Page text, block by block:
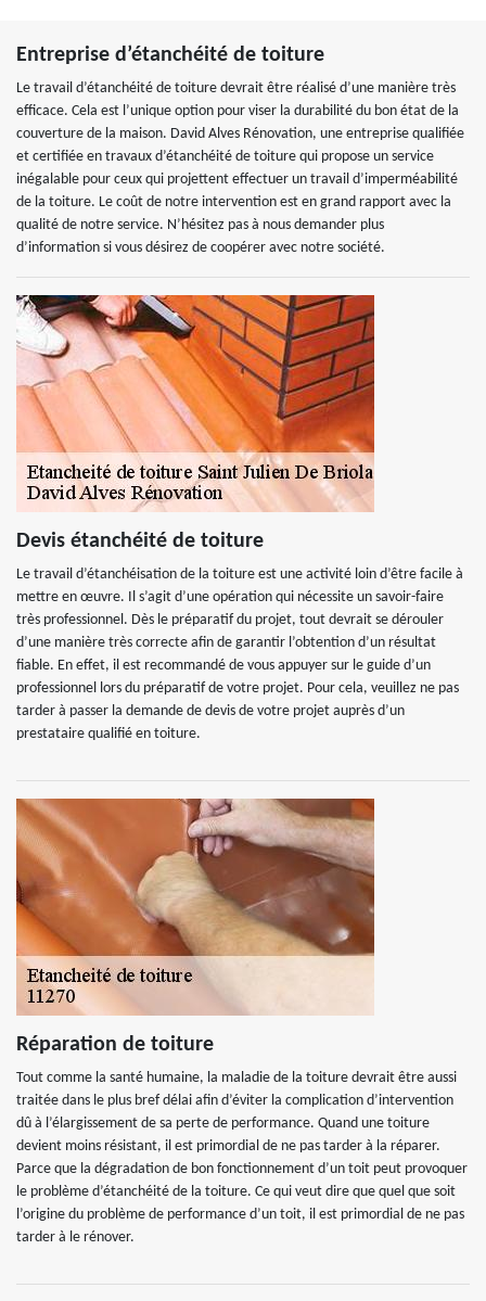
Entreprise d’étanchéité de toiture
Le travail d’étanchéité de toiture devrait être réalisé d’une manière très
efficace. Cela est l’unique option pour viser la durabilité du bon état de la
couverture de la maison. David Alves Rénovation, une entreprise qualifiée
et certifiée en travaux d’étanchéité de toiture qui propose un service
inégalable pour ceux qui projettent effectuer un travail d’imperméabilité
de la toiture. Le coût de notre intervention est en grand rapport avec la
qualité de notre service. N’hésitez pas à nous demander plus
d’information si vous désirez de coopérer avec notre société.
Devis étanchéité de toiture
Le travail d’étanchéisation de la toiture est une activité loin d’être facile à
mettre en œuvre. Il s’agit d’une opération qui nécessite un savoir-faire
très professionnel. Dès le préparatif du projet, tout devrait se dérouler
d’une manière très correcte afin de garantir l’obtention d’un résultat
fiable. En effet, il est recommandé de vous appuyer sur le guide d’un
professionnel lors du préparatif de votre projet. Pour cela, veuillez ne pas
tarder à passer la demande de devis de votre projet auprès d’un
prestataire qualifié en toiture.
Réparation de toiture
Tout comme la santé humaine, la maladie de la toiture devrait être aussi
traitée dans le plus bref délai afin d’éviter la complication d’intervention
dû à l’élargissement de sa perte de performance. Quand une toiture
devient moins résistant, il est primordial de ne pas tarder à la réparer.
Parce que la dégradation de bon fonctionnement d’un toit peut provoquer
le problème d’étanchéité de la toiture. Ce qui veut dire que quel que soit
l’origine du problème de performance d’un toit, il est primordial de ne pas
tarder à le rénover.